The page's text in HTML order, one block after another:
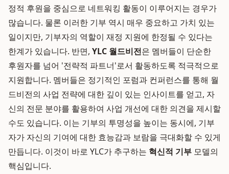
정적 후원을 중심으로 네트워킹 활동이 이루어지는 경우가
많습니다. 물론 이러한 기부 역시 매우 중요하고 가치 있는
일이지만, 기부자의 역할이 재정 지원에 한정될 수 있다는
한계가 있습니다. 반면, YLC 월드비전은 멤버들이 단순한
후원자를 넘어 '전략적 파트너'로서 활동하도록 적극적으로
지원합니다. 멤버들은 정기적인 포럼과 컨퍼런스를 통해 월
드비전의 사업 전략에 대한 깊이 있는 인사이트를 얻고, 자
신의 전문 분야를 활용하여 사업 개선에 대한 의견을 제시할
수도 있습니다. 이는 기부의 투명성을 높이는 동시에, 기부
자가 자신의 기여에 대한 효능감과 보람을 극대화할 수 있게
만듭니다. 이것이 바로 YLC가 추구하는 혁신적 기부 모델의
핵심입니다.